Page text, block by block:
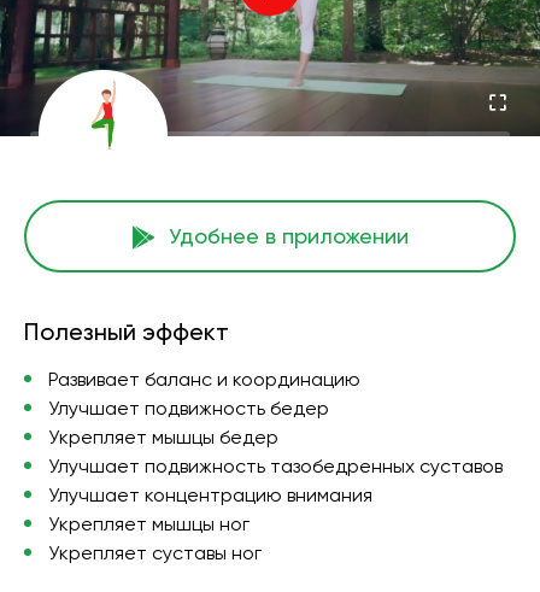
Удобнее в приложении
Полезный эффект
Развивает баланс и координацию
Улучшает подвижность бедер
Укрепляет мышцы бедер
Улучшает подвижность тазобедренных суставов
Улучшает концентрацию внимания
Укрепляет мышцы ног
Укрепляет суставы ног